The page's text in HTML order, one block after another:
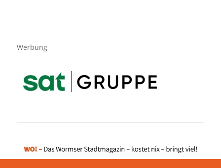
Werbung